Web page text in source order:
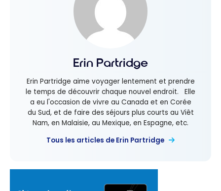
Erin Partridge
Erin Partridge aime voyager lentement et prendre
le temps de découvrir chaque nouvel endroit. Elle
a eu l'occasion de vivre au Canada et en Corée
du Sud, et de faire des séjours plus courts au Viêt
Nam, en Malaisie, au Mexique, en Espagne, etc.
Tous les articles de Erin Partridge